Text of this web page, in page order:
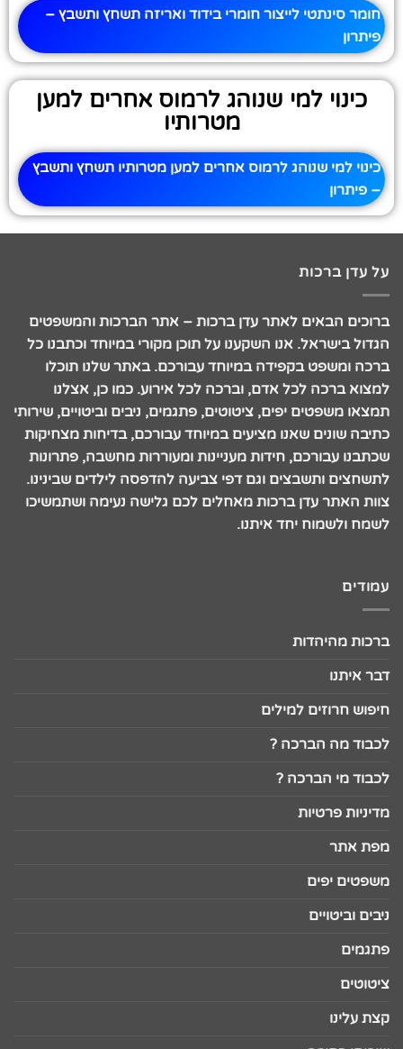
חומר סינתטי לייצור חומרי בידוד ואריזה תשחץ ותשבץ –
פיתרון
כינוי למי שנוהג לרמוס אחרים למען
מטרותיו
כינוי למי שנוהג לרמוס אחרים למען מטרותיו תשחץ ותשבץ
– פיתרון
על עדן ברכות
ברוכים הבאים לאתר עדן ברכות – אתר הברכות והמשפטים
הגדול בישראל. אנו השקענו על תוכן מקורי במיוחד וכתבנו כל
ברכה ומשפט בקפידה במיוחד עבורכם. באתר שלנו תוכלו
למצוא ברכה לכל אדם, וברכה לכל אירוע. כמו כן, אצלנו
תמצאו משפטים יפים, ציטוטים, פתגמים, ניבים וביטויים, שירותי
כתיבה שונים שאנו מציעים במיוחד עבורכם, בדיחות מצחיקות
שכתבנו עבורכם, חידות מעניינות ומעוררות מחשבה, פתרונות
לתשחצים ותשבצים וגם דפי צביעה להדפסה לילדים שבינינו.
צוות האתר עדן ברכות מאחלים לכם גלישה נעימה ושתמשיכו
לשמח ולשמוח יחד איתנו.
עמודים
ברכות מהיהדות
דבר איתנו
חיפוש חרוזים למילים
לכבוד מה הברכה ?
לכבוד מי הברכה ?
מדיניות פרטיות
מפת אתר
משפטים יפים
ניבים וביטויים
פתגמים
ציטוטים
קצת עלינו